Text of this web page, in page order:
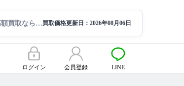
ウェアラブルを高額買取ならサクモバ買取【公式】買取価格更新日： 2026年08月06日
ログイン 会員登録 LINE